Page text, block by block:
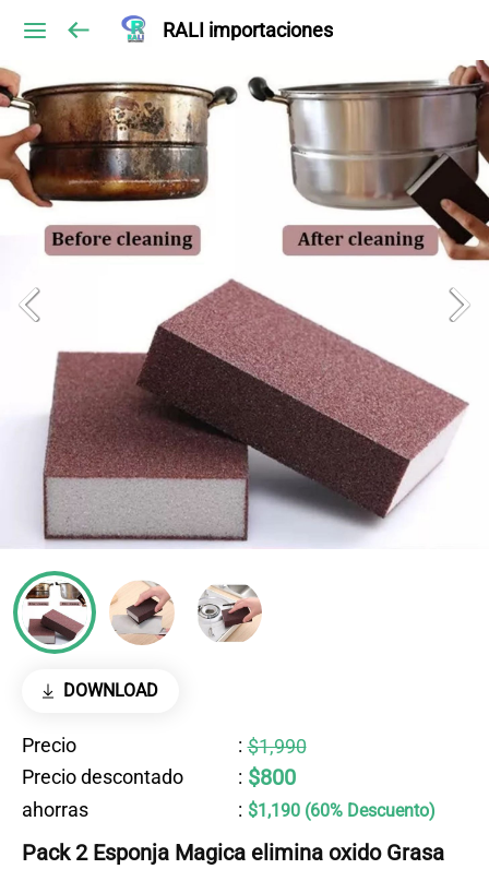
RALI importaciones
DOWNLOAD
Precio : $1,990
Precio descontado
: $800
ahorras : $1,190 (60% Descuento)
Pack 2 Esponja Magica elimina oxido Grasa